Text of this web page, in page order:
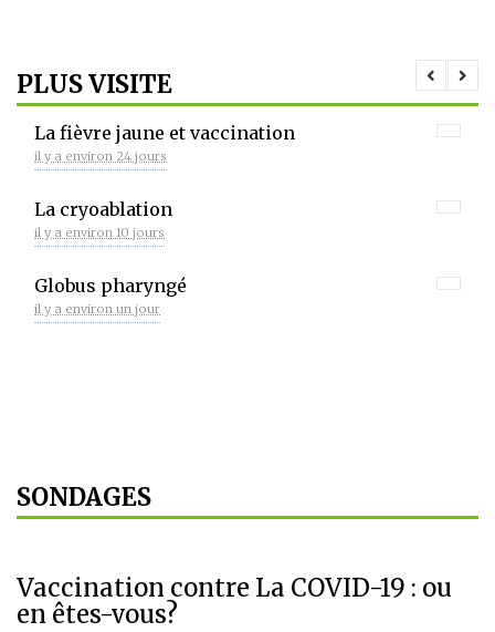
PLUS VISITE
La fièvre jaune et vaccination
il y a environ 24 jours
La cryoablation
il y a environ 10 jours
Globus pharyngé
il y a environ un jour
SONDAGES
Vaccination contre La COVID-19 : ou
en êtes-vous?